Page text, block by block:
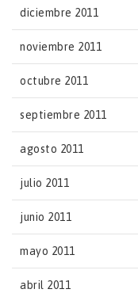
diciembre 2011
noviembre 2011
octubre 2011
septiembre 2011
agosto 2011
julio 2011
junio 2011
mayo 2011
abril 2011